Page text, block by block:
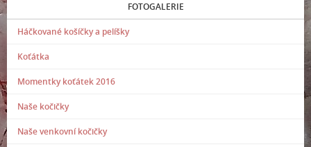
FOTOGALERIE
Háčkované košíčky a pelíšky
Koťátka
Momentky koťátek 2016
Naše kočičky
Naše venkovní kočičky